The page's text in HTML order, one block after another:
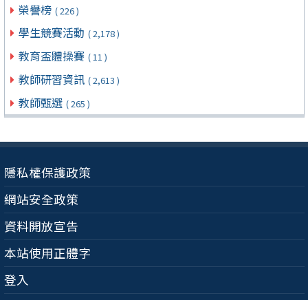
榮譽榜 ( 226 )
學生競賽活動 ( 2,178 )
教育盃體操賽 ( 11 )
教師研習資訊 ( 2,613 )
教師甄選 ( 265 )
隱私權保護政策
網站安全政策
資料開放宣告
本站使用正體字
登入